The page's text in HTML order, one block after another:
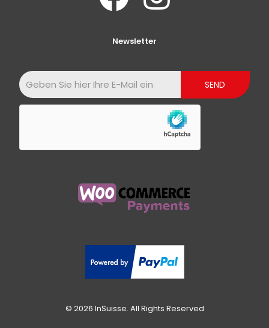
Newsletter
© 2026 InSuisse. All Rights Reserved